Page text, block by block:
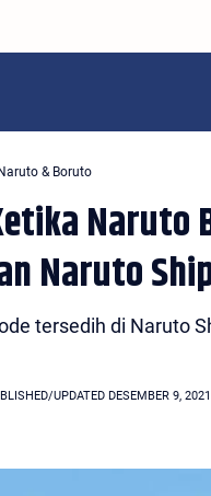
Naruto & Boruto
Naruto
Naruto
tersedih di Naruto